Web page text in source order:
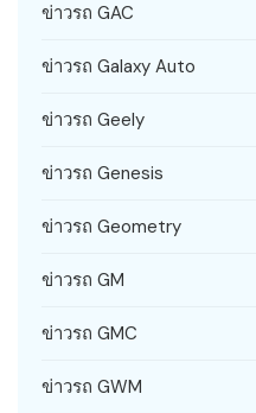
ข่าวรถ GAC
ข่าวรถ Galaxy Auto
ข่าวรถ Geely
ข่าวรถ Genesis
ข่าวรถ Geometry
ข่าวรถ GM
ข่าวรถ GMC
ข่าวรถ GWM